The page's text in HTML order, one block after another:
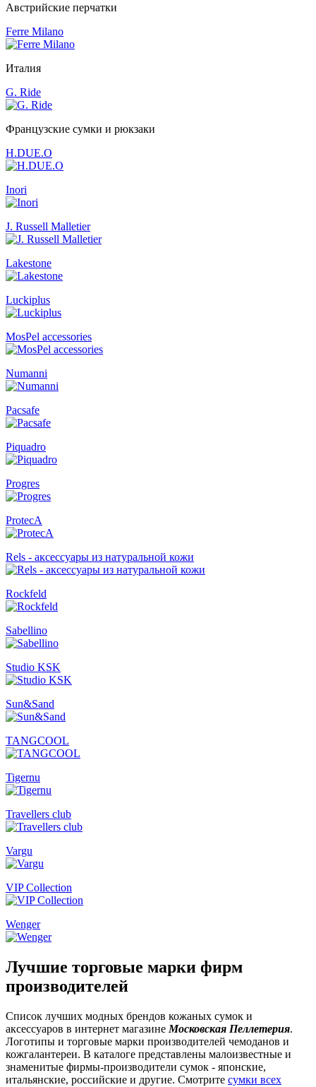
Австрийские перчатки
Ferre Milano
Италия
G. Ride
Французские сумки и рюкзаки
H.DUE.O
Inori
J. Russell Malletier
Lakestone
Luckiplus
MosPel accessories
Numanni
Pacsafe
Piquadro
Progres
ProtecA
Rels - аксессуары из натуральной кожи
Rockfeld
Sabellino
Studio KSK
Sun&Sand
TANGCOOL
Tigernu
Travellers club
Vargu
VIP Collection
Wenger
Лучшие торговые марки фирм
производителей
Список лучших модных брендов кожаных сумок и
аксессуаров в интернет магазине Московская Пеллетерия.
Логотипы и торговые марки производителей чемоданов и
кожгалантереи. В каталоге представлены малоизвестные и
знаменитые фирмы-производители сумок - японские,
итальянские, российские и другие. Смотрите сумки всех